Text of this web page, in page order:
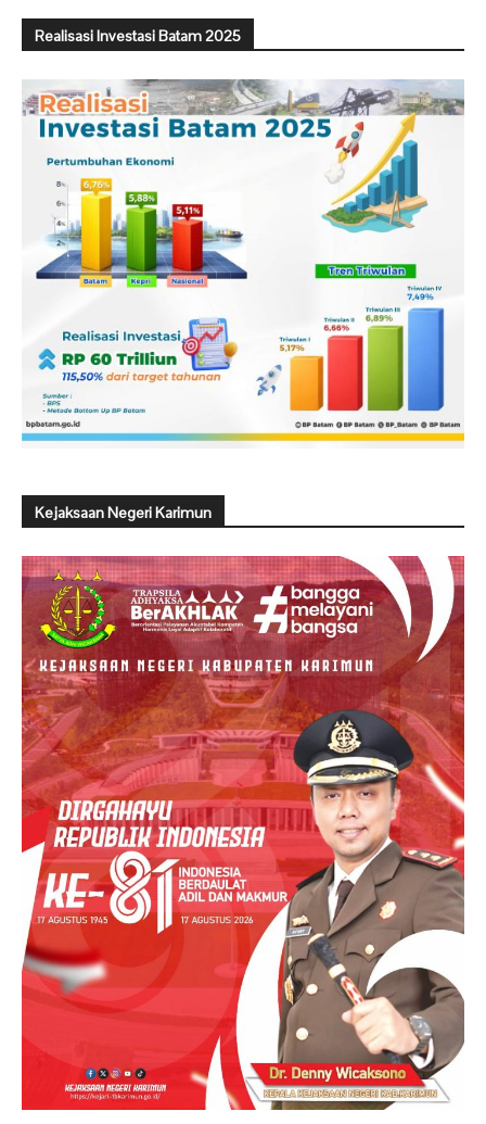
Realisasi Investasi Batam 2025
Kejaksaan Negeri Karimun